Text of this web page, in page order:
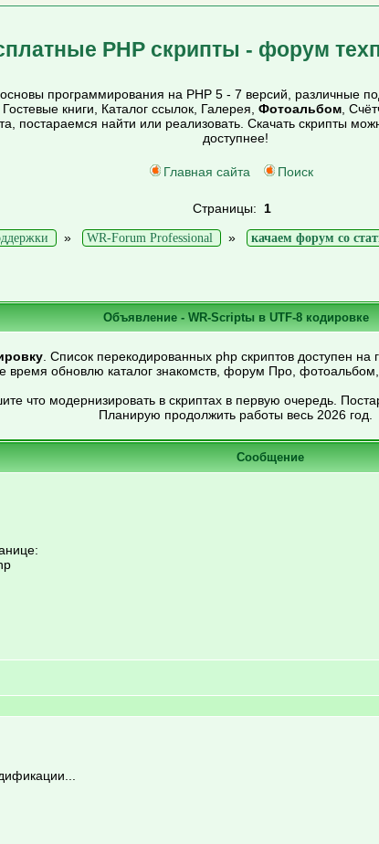
PHP скрипты - форум
программирования на PHP 5 - 7 версий, различные
, Гостевые книги, Каталог ссылок, Галерея, Фотоальбом,
постараемся найти или реализовать. Скачать скрипты
доступнее!
Главная сайта Поиск
Страницы: 1
» WR-Forum Professional » качаем форум со
Объявление - WR-Scriptы в UTF-8 кодировке
. Список перекодированных php скриптов доступен на
время обновлю каталог знакомств, форум Про,
что модернизировать в скриптах в первую очередь.
Планирую продолжить работы весь 2026 год.
Сообщение